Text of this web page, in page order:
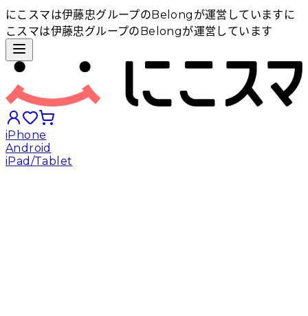
にこスマは伊藤忠グループのBelongが運営しています に
こスマは伊藤忠グループのBelongが運営しています
iPhone
Android
iPad/Tablet